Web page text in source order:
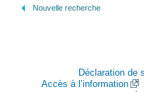
Nouvelle recherche
Déclaration de
Accès à l’information